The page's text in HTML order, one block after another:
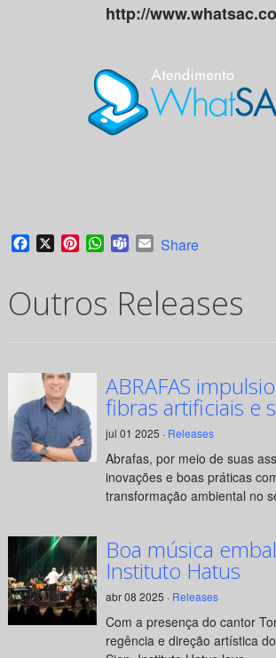
http://
Facebook
X PinterestWhatsApp
TeamsEmail
Share
Outros Releases
ABRAFAS
fibras artificiais e
jul 01 2025 · Releases
Abrafas, por meio de suas
inovações e boas práticas
transformação ambiental no
Boa música
Instituto Hatus
abr 08 2025 · Releases
Com a presença do cantor
regência e direção artística